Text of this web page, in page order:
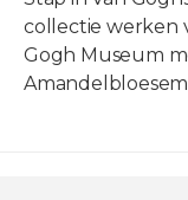
collectie werken
Gogh Museum